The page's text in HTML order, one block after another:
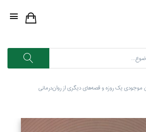
موجودي يك روزه و قصه‌هاي ديگري از روان‌درماني